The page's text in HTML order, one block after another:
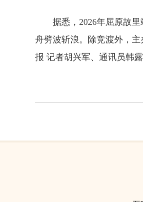
据悉，2026年屈原故
舟劈波斩浪。除竞渡外，
报 记者胡兴军、通讯员韩露